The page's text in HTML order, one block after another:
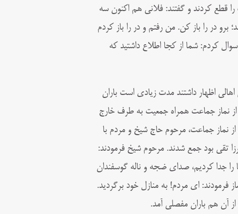
قطع کردند و گفتند: فلانی هم اکنون سه
در را باز کن. من رفتم و در را باز کردم
کردم: شما از کجا اطلاع داشتید که
اظهار داشتند مدت زیادی است باران
از نماز جماعت همراه جمعیت به طرف خارج
از نماز جماعت، مرحوم حاج شیخ و مردم با
تقی بود جمع شدند. مرحوم شیخ فرمودند:
را جدا کردیم، صدای ضجه و ناله گوسفندان
فرمودند: ای مردم! به منازل خود برگردید.
آن هم باران مفصلی آمد.